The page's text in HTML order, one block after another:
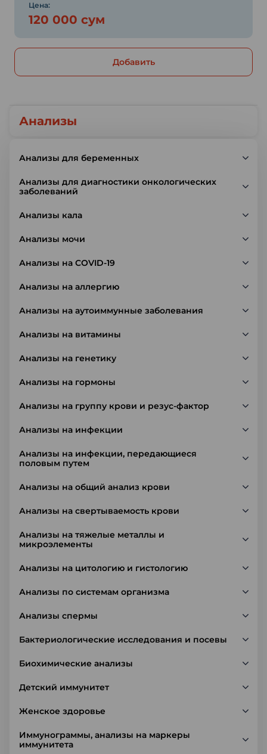
Анализы
Анализы для беременных
Анализы для диагностики онкологических
заболеваний
Анализы кала
Анализы мочи
Анализы на COVID-19
Анализы на аллергию
Анализы на аутоиммунные заболевания
Анализы на витамины
Анализы на генетику
Анализы на гормоны
Анализы на группу крови и резус-фактор
Анализы на инфекции
Анализы на инфекции, передающиеся
половым путем
Анализы на общий анализ крови
Анализы на свертываемость крови
Анализы на тяжелые металлы и
микроэлементы
Анализы на цитологию и гистологию
Анализы по системам организма
Анализы спермы
Бактериологические исследования и посевы
Биохимические анализы
Детский иммунитет
Женское здоровье
Иммунограммы, анализы на маркеры
иммунитета
Цена:
120 000 сум
Добавить